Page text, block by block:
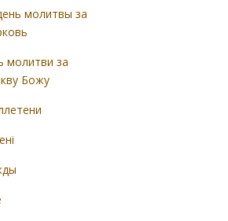
молитвы за
молитви за
Божу